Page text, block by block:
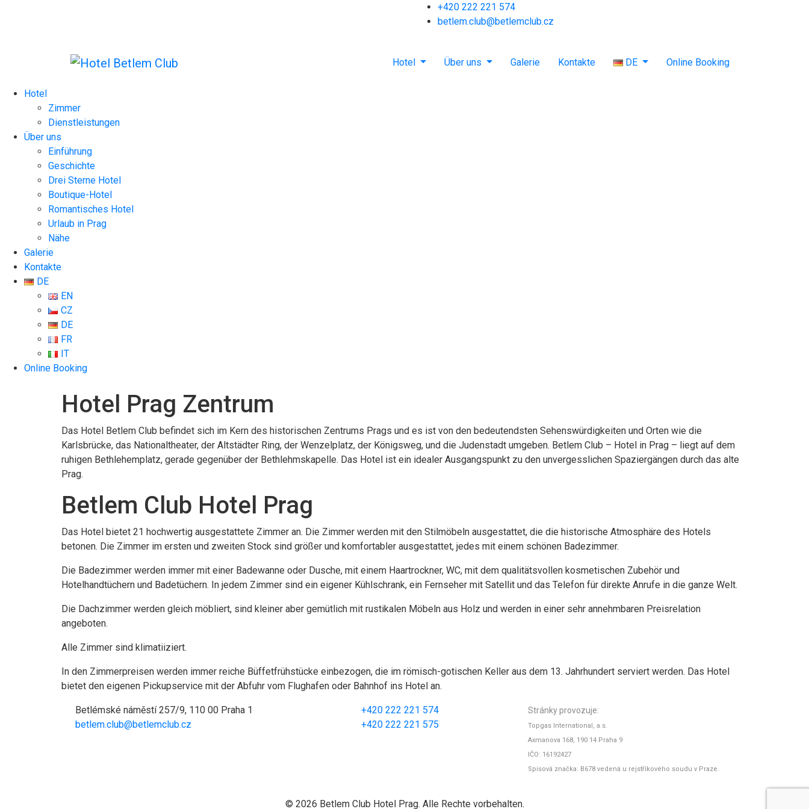
+420 222 221 574
betlem.club@betlemclub.cz
Hotel Über uns Galerie Kontakte DE Online Booking
Hotel
Zimmer
Dienstleistungen
Über uns
Einführung
Geschichte
Drei Sterne Hotel
Boutique-Hotel
Romantisches Hotel
Urlaub in Prag
Nähe
Galerie
Kontakte
DE
EN
CZ
DE
FR
IT
Online Booking
Hotel Prag Zentrum
Das Hotel Betlem Club befindet sich im Kern des historischen Zentrums Prags und es ist von den bedeutendsten Sehenswürdigkeiten und Orten wie die
Karlsbrücke, das Nationaltheater, der Altstädter Ring, der Wenzelplatz, der Königsweg, und die Judenstadt umgeben. Betlem Club – Hotel in Prag – liegt auf dem
ruhigen Bethlehemplatz, gerade gegenüber der Bethlehmskapelle. Das Hotel ist ein idealer Ausgangspunkt zu den unvergesslichen Spaziergängen durch das alte
Prag.
Betlem Club Hotel Prag
Das Hotel bietet 21 hochwertig ausgestattete Zimmer an. Die Zimmer werden mit den Stilmöbeln ausgestattet, die die historische Atmosphäre des Hotels
betonen. Die Zimmer im ersten und zweiten Stock sind größer und komfortabler ausgestattet, jedes mit einem schönen Badezimmer.
Die Badezimmer werden immer mit einer Badewanne oder Dusche, mit einem Haartrockner, WC, mit dem qualitätsvollen kosmetischen Zubehör und
Hotelhandtüchern und Badetüchern. In jedem Zimmer sind ein eigener Kühlschrank, ein Fernseher mit Satellit und das Telefon für direkte Anrufe in die ganze Welt.
Die Dachzimmer werden gleich möbliert, sind kleiner aber gemütlich mit rustikalen Möbeln aus Holz und werden in einer sehr annehmbaren Preisrelation
angeboten.
Alle Zimmer sind klimatiiziert.
In den Zimmerpreisen werden immer reiche Büffetfrühstücke einbezogen, die im römisch-gotischen Keller aus dem 13. Jahrhundert serviert werden. Das Hotel
bietet den eigenen Pickupservice mit der Abfuhr vom Flughafen oder Bahnhof ins Hotel an.
Betlémské náměstí 257/9, 110 00 Praha 1
betlem.club@betlemclub.cz
+420 222 221 574
+420 222 221 575
Stránky provozuje:
Topgas International, a.s.
Axmanova 168, 190 14 Praha 9
IČO: 16192427
Spisová značka: B678 vedená u rejstříkového soudu v Praze.
© 2026 Betlem Club Hotel Prag. Alle Rechte vorbehalten.